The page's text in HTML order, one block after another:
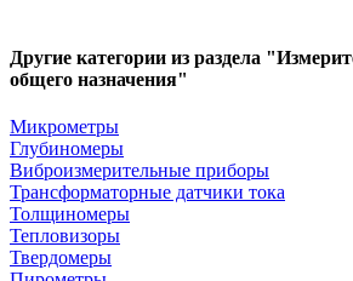
Другие категории из раздела
общего назначения"
Микрометры
Глубиномеры
Виброизмерительные приборы
Трансформаторные датчики тока
Толщиномеры
Тепловизоры
Твердомеры